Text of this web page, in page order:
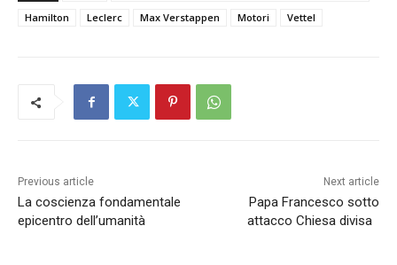
Hamilton
Leclerc Max Verstappen Motori Vettel
Previous article
La coscienza fondamentale
epicentro dell’umanità
Next article
Papa Francesco sotto
attacco Chiesa divisa